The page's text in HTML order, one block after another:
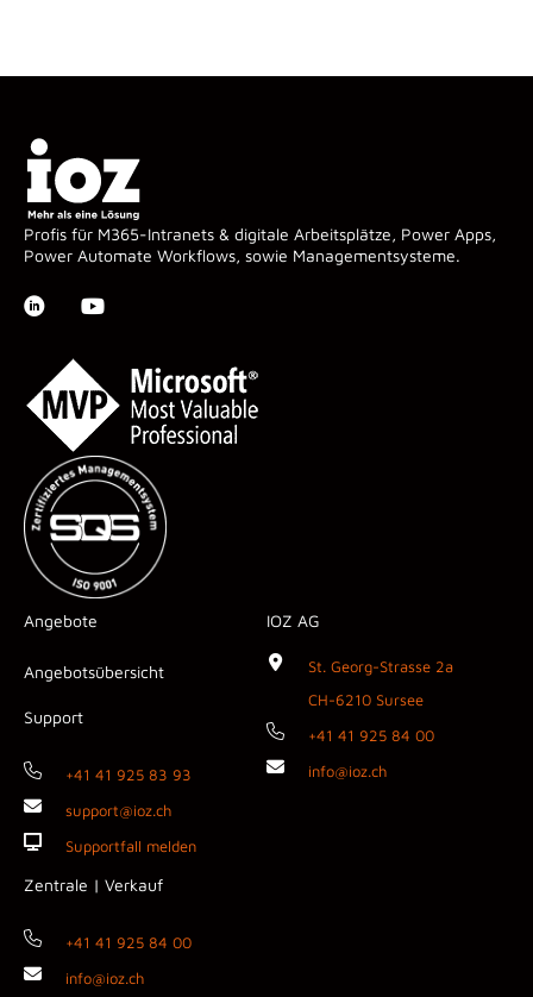
Profis für M365-Intranets & digitale Arbeitsplätze, Power Apps,
Power Automate Workflows, sowie Managementsysteme.
Angebote
Angebotsübersicht
Support
+41 41 925 83 93
support@ioz.ch
Supportfall melden
Zentrale | Verkauf
+41 41 925 84 00
info@ioz.ch
IOZ AG
St. Georg-Strasse 2a
CH-6210 Sursee
+41 41 925 84 00
info@ioz.ch